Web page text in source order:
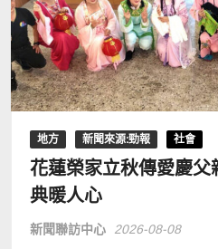
地方 新聞來源:勁報 社會
花蓮榮家立秋傳愛慶
典暖人心
新聞聯訪中心 2026-08-08